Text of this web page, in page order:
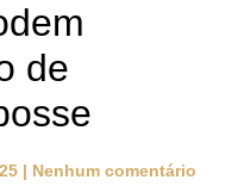
de
Nenhum comentário